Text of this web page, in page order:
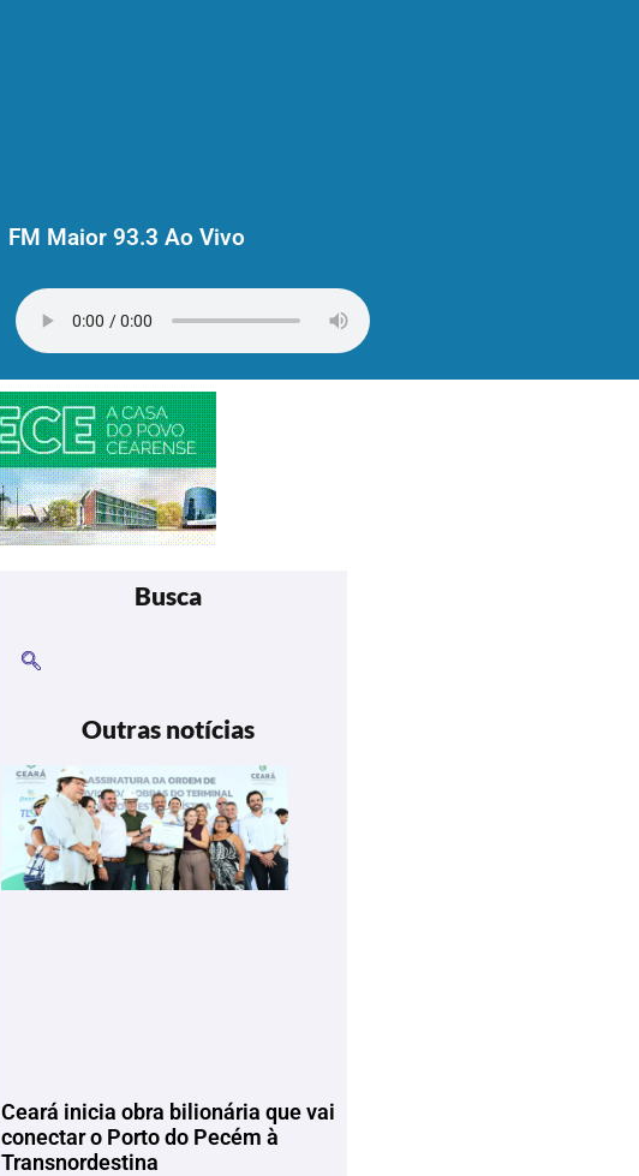
FM Maior 93.3 Ao Vivo
Busca
Outras notícias
Ceará inicia obra bilionária que vai
conectar o Porto do Pecém à
Transnordestina